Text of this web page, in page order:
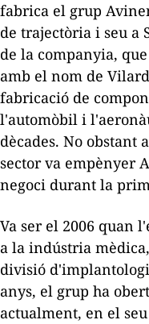
fabrica el grup
de trajectòria i seu a
de la companyia,
amb el nom de
fabricació de
l'automòbil i
dècades. No obstant
sector va empènyer
negoci durant la
Va ser el 2006 quan
a la indústria
divisió
anys, el grup ha
actualment, en el